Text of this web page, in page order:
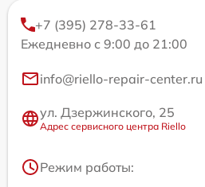
+7 (395) 278-33-61
Ежедневно с 9:00 до 21:00
info@riello-repair-center.ru
ул. Дзержинского, 25
Адрес сервисного центра Riello
Режим работы: